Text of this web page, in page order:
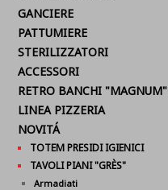
GANCIERE
PATTUMIERE
STERILIZZATORI
ACCESSORI
RETRO BANCHI "MAGNUM"
LINEA PIZZERIA
NOVITÁ
TOTEM PRESIDI IGIENICI
TAVOLI PIANI "GRÈS"
Armadiati